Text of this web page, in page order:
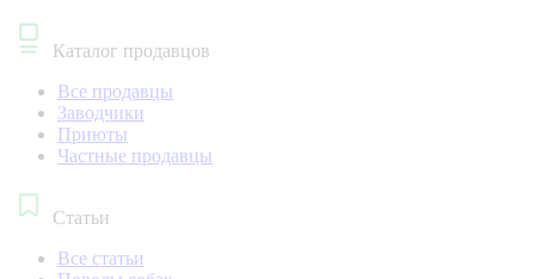
Каталог продавцов
Все продавцы
Заводчики
Приюты
Частные продавцы
Статьи
Все статьи